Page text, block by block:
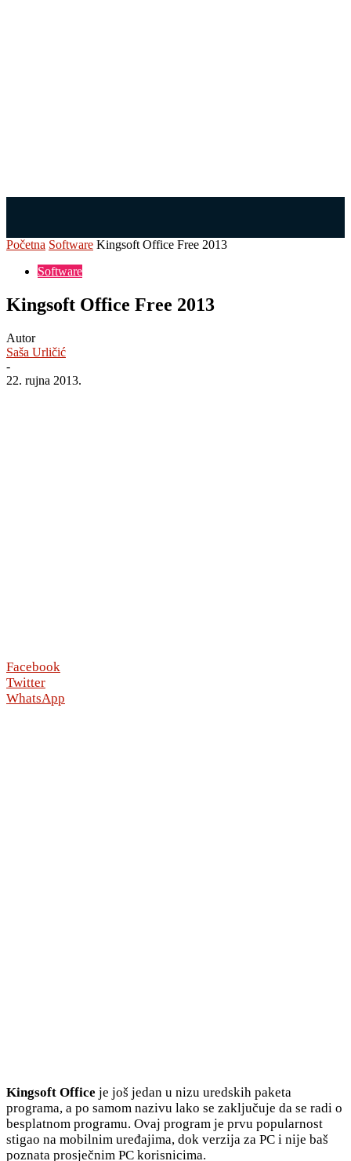
Početna Software Kingsoft Office Free 2013
Software
Kingsoft Office Free 2013
Autor
Saša Urličić
-
22. rujna 2013.
Facebook
Twitter
WhatsApp
Kingsoft Office je još jedan u nizu uredskih paketa
programa, a po samom nazivu lako se zaključuje da se radi o
besplatnom programu. Ovaj program je prvu popularnost
stigao na mobilnim uređajima, dok verzija za PC i nije baš
poznata prosječnim PC korisnicima.